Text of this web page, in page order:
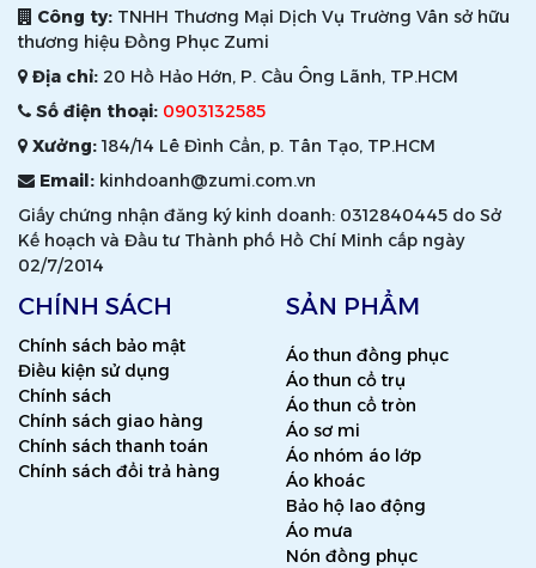
Công ty: TNHH Thương Mại Dịch Vụ Trường Vân sở hữu
thương hiệu Đồng Phục Zumi
Địa chỉ: 20 Hồ Hảo Hớn, P. Cầu Ông Lãnh, TP.HCM
Số điện thoại: 0903132585
Xưởng:184/14 Lê Đình Cẩn, p. Tân Tạo, TP.HCM
Email: kinhdoanh@zumi.com.vn
Giấy chứng nhận đăng ký kinh doanh: 0312840445 do Sở
Kế hoạch và Đầu tư Thành phố Hồ Chí Minh cấp ngày
02/7/2014
CHÍNH SÁCH
Chính sách bảo mật
Điều kiện sử dụng
Chính sách
Chính sách giao hàng
Chính sách thanh toán
Chính sách đổi trả hàng
SẢN PHẨM
Áo thun đồng phục
Áo thun cổ trụ
Áo thun cổ tròn
Áo sơ mi
Áo nhóm áo lớp
Áo khoác
Bảo hộ lao động
Áo mưa
Nón đồng phục